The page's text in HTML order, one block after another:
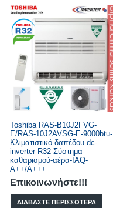
Toshiba RAS-B10J2FVG-
E/RAS-10J2AVSG-E-9000btu-
Κλιματιστικό-δαπέδου-dc-
inverter-R32-Σύστημα-
καθαρισμού-αέρα-IAQ-
A++/A+++
Επικοινωνήστε!!!
ΔΙΑΒΆΣΤΕ ΠΕΡΙΣΣΌΤΕΡΑ